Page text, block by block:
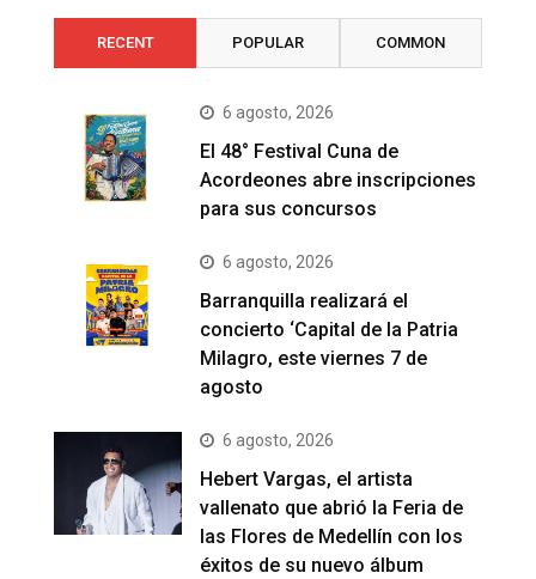
RECENT POPULAR COMMON
6 agosto, 2026
El 48° Festival Cuna de
Acordeones abre inscripciones
para sus concursos
6 agosto, 2026
Barranquilla realizará el
concierto ‘Capital de la Patria
Milagro, este viernes 7 de
agosto
6 agosto, 2026
Hebert Vargas, el artista
vallenato que abrió la Feria de
las Flores de Medellín con los
éxitos de su nuevo álbum